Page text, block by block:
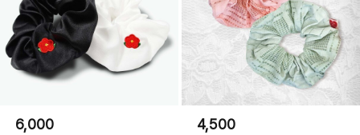
6,000 4,500